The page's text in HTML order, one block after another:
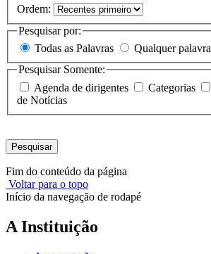
Ordem:
Pesquisar por:
Todas as Palavras
Qualquer palavra
Pesquisar Somente:
Agenda de dirigentes
Categorias
de Notícias
Pesquisar
Fim do conteúdo da página
Voltar para o topo
Início da navegação de rodapé
A Instituição